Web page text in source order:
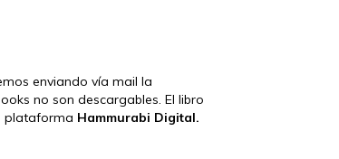
enviando vía mail la
no son descargables. El libro
plataforma Hammurabi Digital.